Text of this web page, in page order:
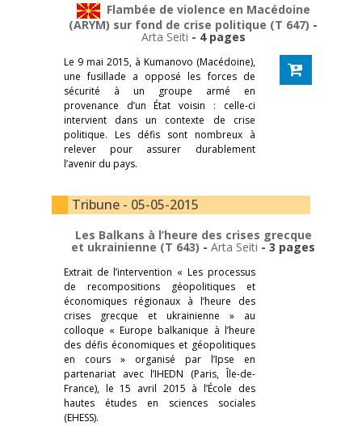
Flambée de violence en Macédoine
(ARYM) sur fond de crise politique (T 647) -
Arta Seiti - 4 pages
Le 9 mai 2015, à Kumanovo (Macédoine),
une fusillade a opposé les forces de
sécurité à un groupe armé en
provenance d’un État voisin : celle-ci
intervient dans un contexte de crise
politique. Les défis sont nombreux à
relever pour assurer durablement
l’avenir du pays.
Tribune - 05-05-2015
Les Balkans à l’heure des crises grecque
et ukrainienne (T 643) - Arta Seiti - 3 pages
Extrait de l’intervention « Les processus
de recompositions géopolitiques et
économiques régionaux à l’heure des
crises grecque et ukrainienne » au
colloque « Europe balkanique à l’heure
des défis économiques et géopolitiques
en cours » organisé par l’Ipse en
partenariat avec l’IHEDN (Paris, Île-de-
France), le 15 avril 2015 à l’École des
hautes études en sciences sociales
(EHESS).